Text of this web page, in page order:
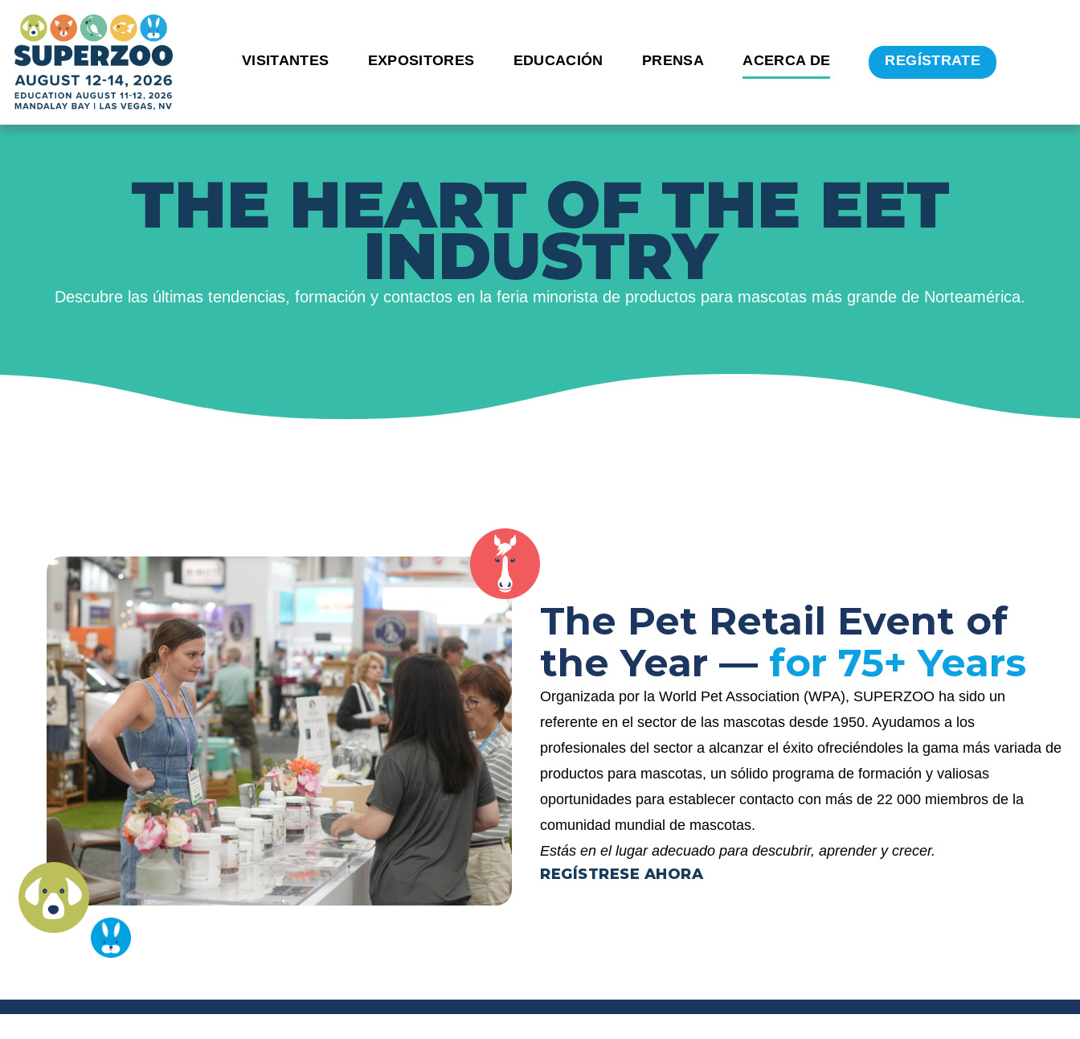
VISITANTES EXPOSITORES EDUCACIÓN PRENSA ACERCA DE REGÍSTRATE
THE HEART OF THE EET
INDUSTRY
Descubre las últimas tendencias, formación y contactos en la feria minorista de productos para mascotas más grande de Norteamérica.
The Pet Retail Event of
the Year — for 75+ Years
Organizada por la World Pet Association (WPA), SUPERZOO ha sido un
referente en el sector de las mascotas desde 1950. Ayudamos a los
profesionales del sector a alcanzar el éxito ofreciéndoles la gama más variada de
productos para mascotas, un sólido programa de formación y valiosas
oportunidades para establecer contacto con más de 22 000 miembros de la
comunidad mundial de mascotas.
Estás en el lugar adecuado para descubrir, aprender y crecer.
REGÍSTRESE AHORA